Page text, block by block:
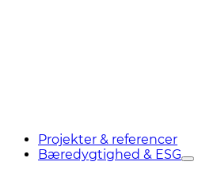
Projekter & referencer
Bæredygtighed & ESG